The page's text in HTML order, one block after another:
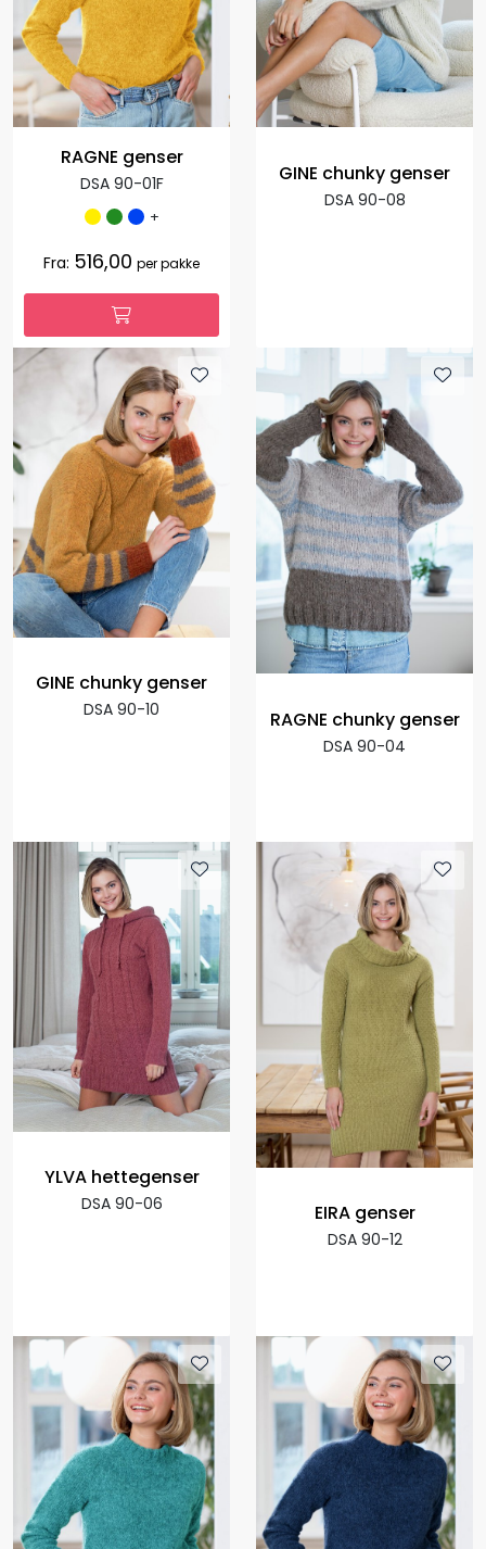
RAGNE genser
DSA 90-01F
+
Fra: 516,00 per pakke
GINE chunky genser
DSA 90-08
GINE chunky genser
DSA 90-10 RAGNE chunky genser
DSA 90-04
YLVA hettegenser
DSA 90-06 EIRA genser
DSA 90-12